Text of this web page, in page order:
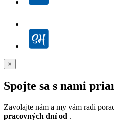
×
Spojte sa s nami
Zavolajte nám a my vám radi
pracovných dní od .